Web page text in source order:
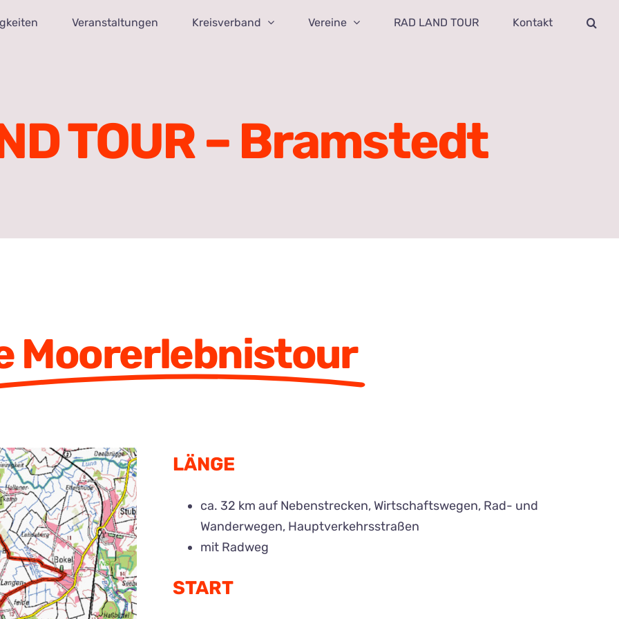
Veranstaltungen Kreisverband Vereine RAD LAND TOUR Kontakt
TOUR – Bramstedt
Moorerlebnistour
LÄNGE
ca. 32 km auf Nebenstrecken, Wirtschaftswegen, Rad- und
Wanderwegen, Hauptverkehrsstraßen
mit Radweg
START